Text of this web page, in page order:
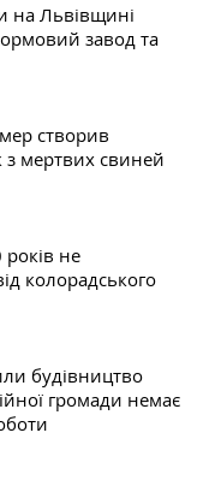
на Львівщині
завод та
створив
мертвих свиней
не
колорадського
будівництво
громади немає